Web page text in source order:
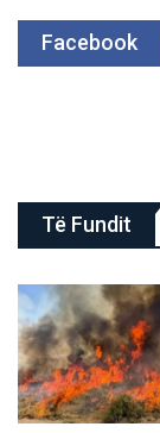
Facebook
Të Fundit